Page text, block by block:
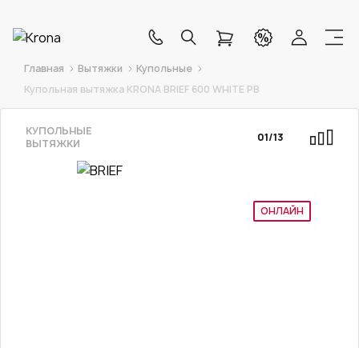
Главная Вытяжки
Купольные
Купольная вытяжка KRONA BRIEF 600 WHITE PB
ОНЛАЙН
КУПОЛЬНЫЕ
ВЫТЯЖКИ
01/13